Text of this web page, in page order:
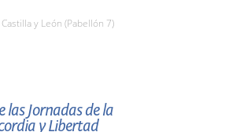
y León (Pabellón 7)
las Jornadas de la
y Libertad